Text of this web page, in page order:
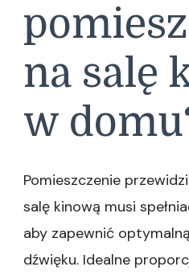
na salę
w
Pomieszczenie
salę kinową musi
aby zapewnić
dźwięku. Idealne